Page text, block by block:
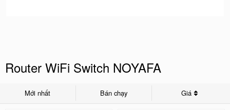
Router WiFi Switch NOYAFA
Mới nhất Bán chạy Giá